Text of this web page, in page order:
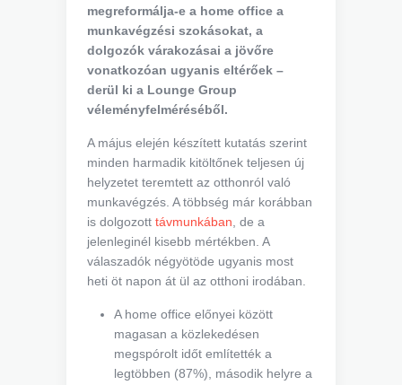
megreformálja-e a home office a
munkavégzési szokásokat, a
dolgozók várakozásai a jövőre
vonatkozóan ugyanis eltérőek –
derül ki a Lounge Group
véleményfelméréséből.
A május elején készített kutatás szerint
minden harmadik kitöltőnek teljesen új
helyzetet teremtett az otthonról való
munkavégzés. A többség már korábban
is dolgozott távmunkában , de a
jelenleginél kisebb mértékben. A
válaszadók négyötöde ugyanis most
heti öt napon át ül az otthoni irodában.
A home office előnyei között
magasan a közlekedésen
megspórolt időt említették a
legtöbben (87%), második helyre a